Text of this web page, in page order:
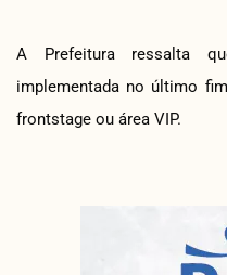
A Prefeitura ressalta
implementada no último
frontstage ou área VIP.